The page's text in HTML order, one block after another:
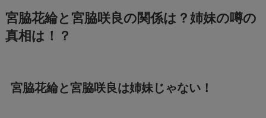
宮脇花綸と宮脇咲良の関係は？姉妹の噂の
真相は！？
宮脇花綸と宮脇咲良は姉妹じゃない！